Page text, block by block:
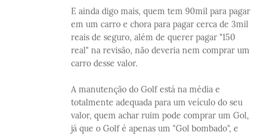
E ainda digo mais, quem tem 90mil para pagar
em um carro e chora para pagar cerca de 3mil
reais de seguro, além de querer pagar "150
real" na revisão, não deveria nem comprar um
carro desse valor.
A manutenção do Golf está na média e
totalmente adequada para um veículo do seu
valor, quem achar ruim pode comprar um Gol,
já que o Golf é apenas um "Gol bombado", e